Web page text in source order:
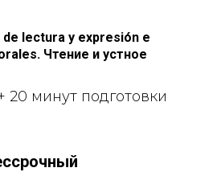
lectura y expresión e
Чтение и устное
20 минут подготовки